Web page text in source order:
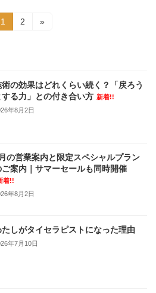
固
定
1
固
2 »
術の効果はどれくらい続く？「戻ろう
する力」との付き合い方 新着!!
年8月2日
の営業案内と限定スペシャルプラン
ご案内｜サマーセールも同時開催
着!!
年8月2日
たしがタイセラピストになった理由
年7月10日